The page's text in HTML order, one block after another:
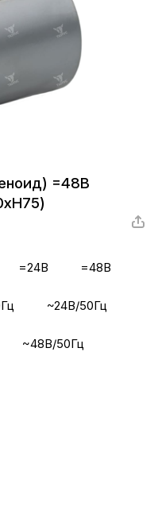
=48В
=24В =48В
~24В/50Гц
~48В/50Гц